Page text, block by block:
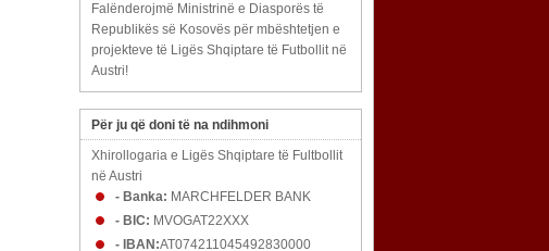
Falënderojmë Ministrinë e Diasporës të
Republikës së Kosovës për mbështetjen e
projekteve të Ligës Shqiptare të Futbollit në
Austri!
Për ju që doni të na ndihmoni
Xhirollogaria e Ligës Shqiptare të Fultbollit
në Austri
- Banka: MARCHFELDER BANK
- BIC: MVOGAT22XXX
- IBAN:AT074211045492830000